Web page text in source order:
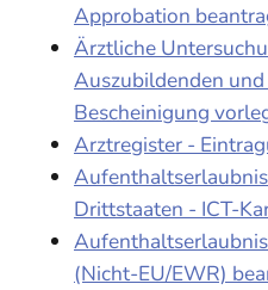
Approbation
Ärztliche
Auszubildenden
Bescheinigung
Arztregister -
Drittstaaten - ICT-
(Nicht-EU/EWR)